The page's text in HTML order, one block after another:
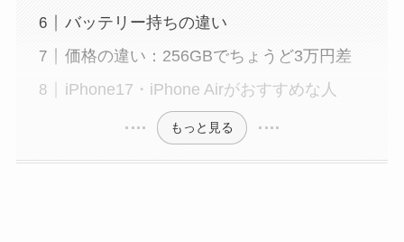
バッテリー持ちの違い
価格の違い：256GBでちょうど3万円差
iPhone17・iPhone Airがおすすめな人
もっと見る